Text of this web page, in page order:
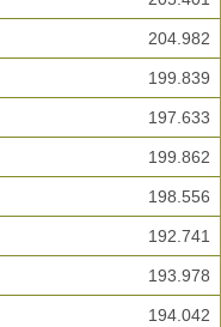
204.982
199.839
197.633
199.862
198.556
192.741
193.978
194.042